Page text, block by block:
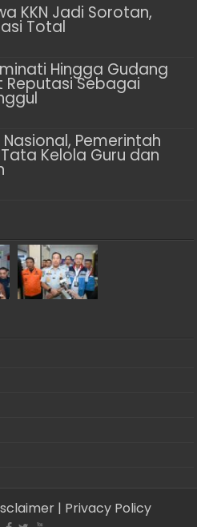
KKN Jadi Sorotan,
Total
Hingga Gudang
Reputasi Sebagai
Pemerintah
Kelola Guru dan
| Privacy Policy